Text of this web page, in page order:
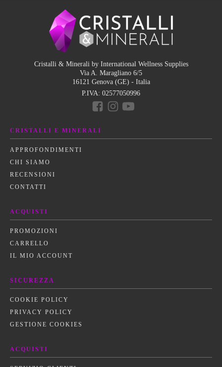
Cristalli & Minerali by International Wellness Supplies
Via A. Maragliano 6/5
16121 Genova (GE) - Italia
P.IVA: 02577050996
CRISTALLI E MINERALI
APPROFONDIMENTI
CHI SIAMO
RECENSIONI
CONTATTI
ACQUISTI
PROMOZIONI
CARRELLO
IL MIO ACCOUNT
SICUREZZA
COOKIE POLICY
PRIVACY POLICY
GESTIONE COOKIES
ACQUISTI